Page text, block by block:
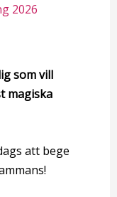
2026
som vill
magiska
att bege